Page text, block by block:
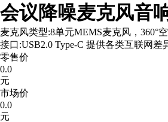
会议降噪麦克风音
麦克风类型:8单元MEMS麦克风，360°
接口:USB2.0 Type-C 提供各类互联网
零售价
0.0
元
市场价
0.0
元